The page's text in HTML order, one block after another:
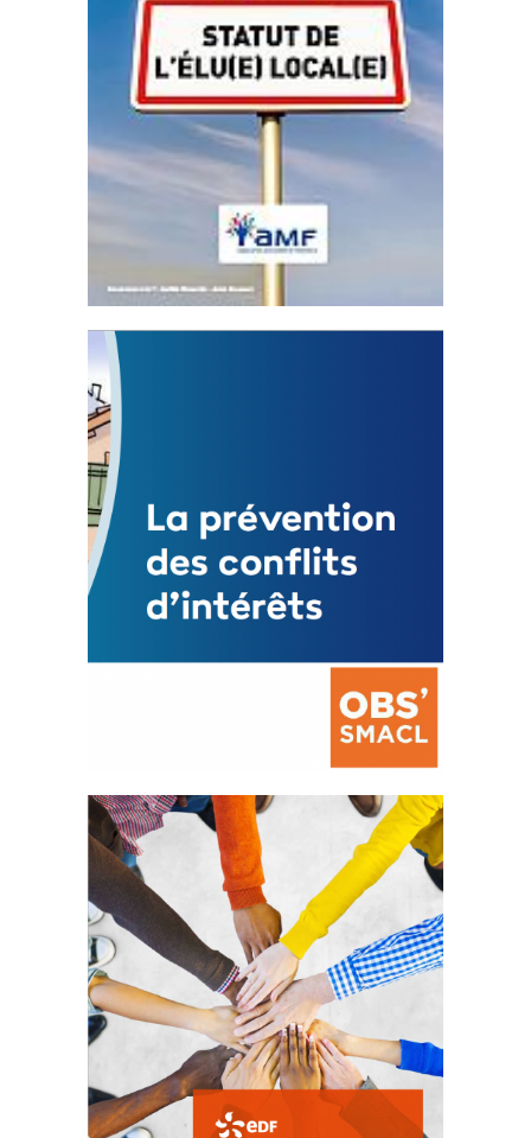
Statut de l’élu local
3 avril 2024
Mise à jour avril 2024
FEUILLETER
La prévention des conflits
d’intérêts
18 septembre 2023
FEUILLETER